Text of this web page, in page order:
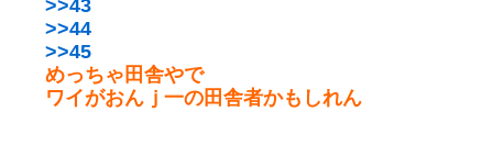
>>43
>>44
>>45
めっちゃ田舎やで
ワイがおんｊ一の田舎者かもしれん